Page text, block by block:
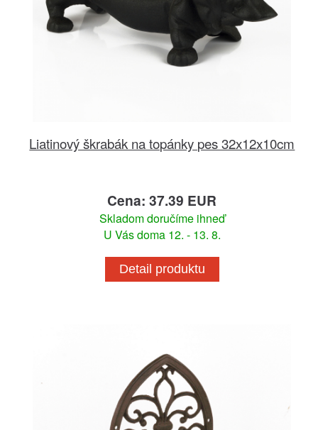
Liatinový škrabák na topánky pes 32x12x10cm
Cena: 37.39 EUR
Skladom doručíme ihneď
U Vás doma 12. - 13. 8.
Detail produktu